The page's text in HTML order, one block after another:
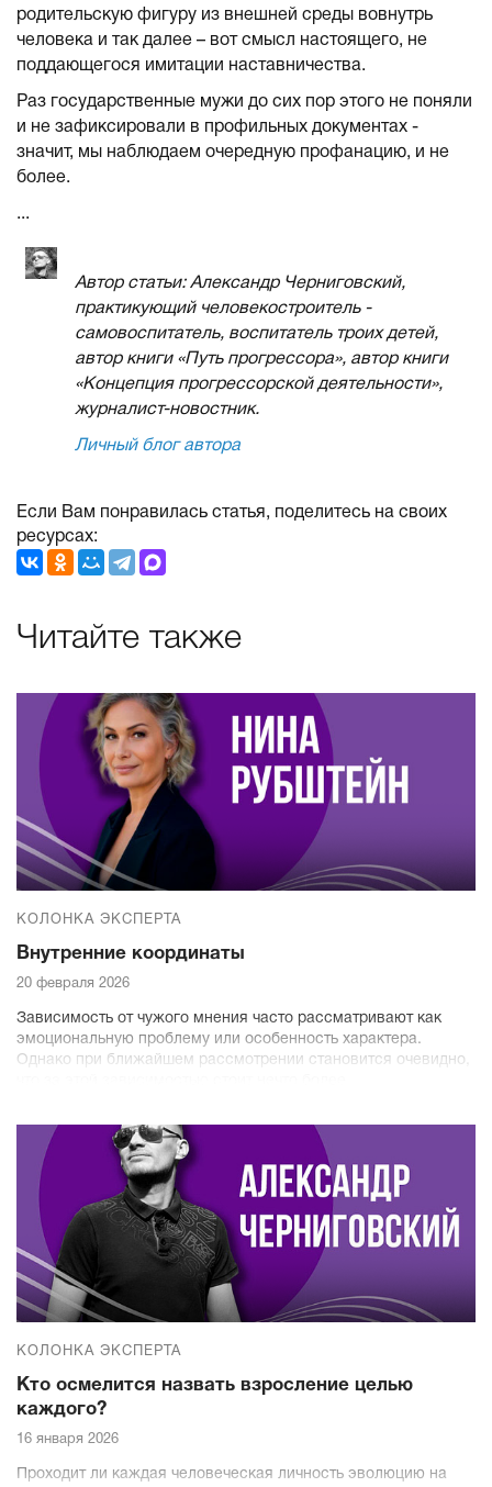
родительскую фигуру из внешней среды вовнутрь
человека и так далее – вот смысл настоящего, не
поддающегося имитации наставничества.
Раз государственные мужи до сих пор этого не поняли
и не зафиксировали в профильных документах -
значит, мы наблюдаем очередную профанацию, и не
более.
...
Автор статьи: Александр Черниговский,
практикующий человекостроитель -
самовоспитатель, воспитатель троих детей,
автор книги «Путь прогрессора», автор книги
«Концепция прогрессорской деятельности»,
журналист-новостник.
Личный блог автора
Если Вам понравилась статья, поделитесь на своих
ресурсах:
Читайте также
КОЛОНКА ЭКСПЕРТА
Внутренние координаты
20 февраля 2026
Зависимость от чужого мнения часто рассматривают как
эмоциональную проблему или особенность характера.
Однако при ближайшем рассмотрении становится очевидно,
самопознания. Отсутствие навыка думать и изучать себя.
Отсюда - жертвы мошенников и неадекватных советов в
интернете.
КОЛОНКА ЭКСПЕРТА
Кто осмелится назвать взросление целью
каждого?
16 января 2026
Проходит ли каждая человеческая личность эволюцию на